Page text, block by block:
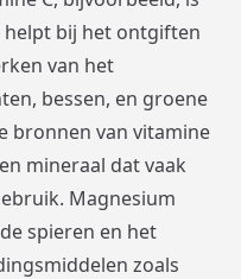
bij het ontgiften
van het
bessen, en groene
bronnen van vitamine
mineraal dat vaak
Magnesium
spieren en het
zoals